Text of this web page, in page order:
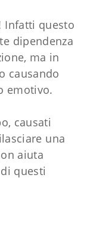
Infatti questo
dipendenza
ma in
causando
emotivo.
causati
una
aiuta
questi